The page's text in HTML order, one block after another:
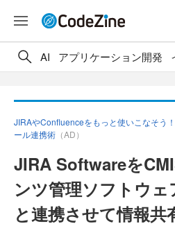
AI アプリケーション開発
JIRAやConfluenceをもっと使いこなそう
ール連携術 （AD）
JIRA Softwareを
ンツ管理ソフトウェ
と連携させて情報